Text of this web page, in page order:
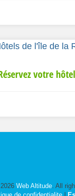
votre hôtel
Web Altitude. All